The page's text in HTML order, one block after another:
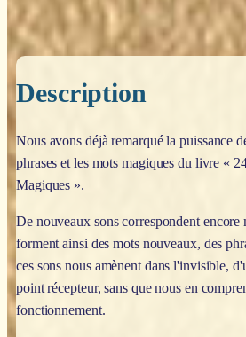
Description
Nous avons déjà remarqué la puissance
phrases et les mots magiques du livre «
Magiques ».
De nouveaux sons correspondent encore
forment ainsi des mots nouveaux, des
ces sons nous amènent dans l'invisible,
point récepteur, sans que nous en
fonctionnement.